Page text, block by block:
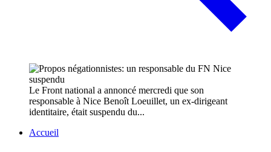
Le Front national a annoncé mercredi que son
responsable à Nice Benoît Loeuillet, un ex-dirigeant
identitaire, était suspendu du...
Accueil